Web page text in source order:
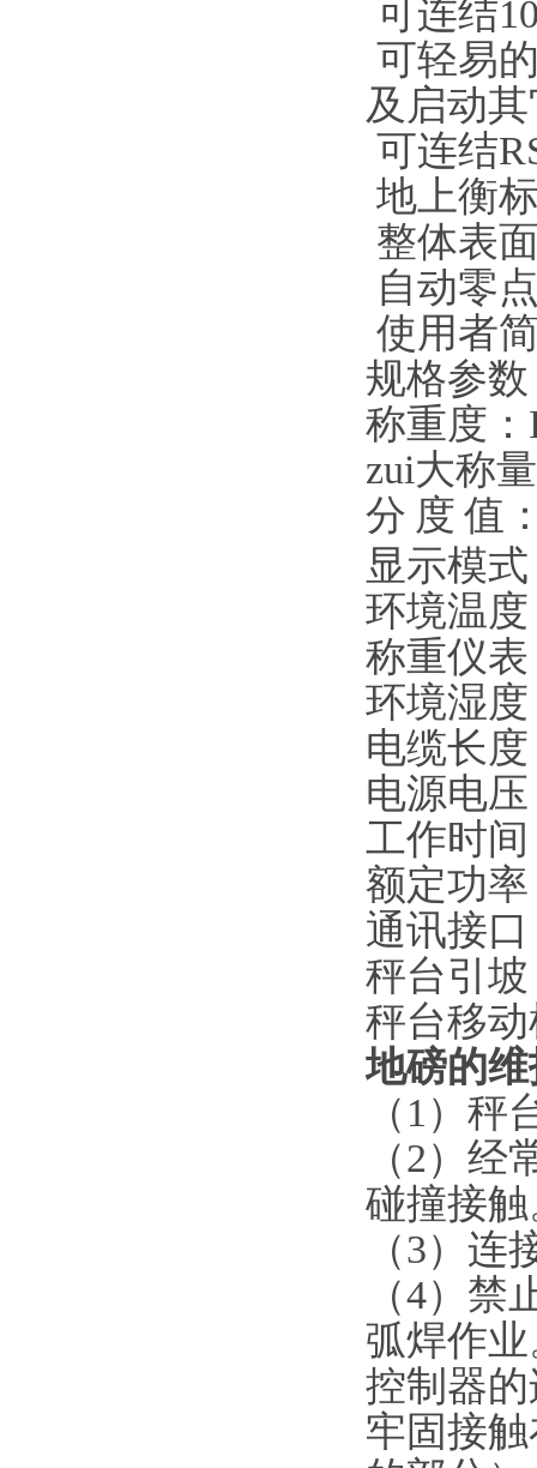
可连结
可轻易
及启动
可连结
地上衡
整体表
自动零
使用者
规格参
称重度：
zui大称
分 度 值
显示模
环境温
称重仪
环境湿
电缆长
电源电
工作时
额定功
通讯接
秤台引
秤台移
地磅的
（ 1 ）秤
（2）经
碰撞接
（3）连
（4）禁
弧焊作
控制器
牢固接